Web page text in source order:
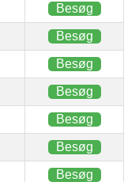
Besøg
Besøg
Besøg
Besøg
Besøg
Besøg
Besøg